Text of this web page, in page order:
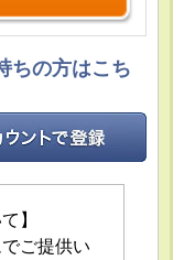
ちの方はこち
】
ご提供い